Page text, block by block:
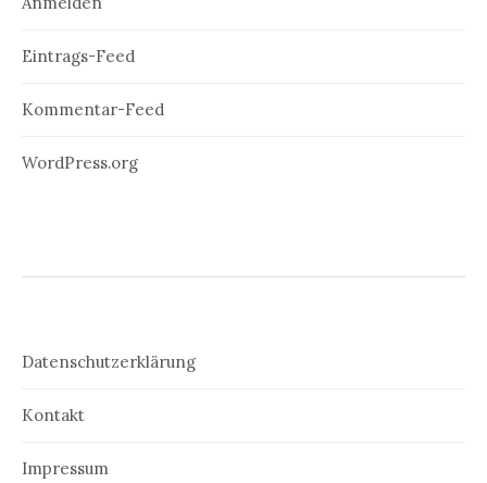
Eintrags-Feed
Kommentar-Feed
WordPress.org
Datenschutzerklärung
Kontakt
Impressum